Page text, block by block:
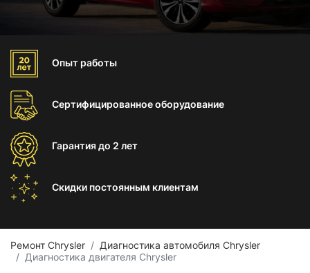
Опыт работы
Сертифицированноеоборудование
Гарантиядо 2 лет
Скидки постоянным клиентам
Ремонт Chrysler
Диагностика автомобиля Chrysler
Диагностика двигателя Chrysler